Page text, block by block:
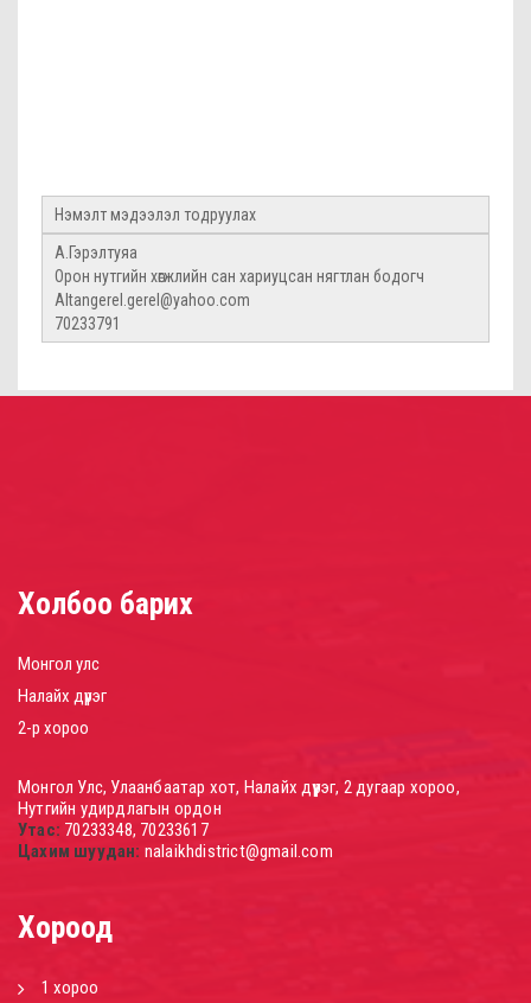
Нэмэлт мэдээлэл тодруулах
А.Гэрэлтуяа
Орон нутгийн хөгжлийн сан хариуцсан нягтлан бодогч
Altangerel.gerel@yahoo.com
70233791
Холбоо барих
Монгол улс
Налайх дүүрэг
2-р хороо
Монгол Улс, Улаанбаатар хот, Налайх дүүрэг, 2 дугаар хороо,
Нутгийн удирдлагын ордон
Утас: 70233348, 70233617
Цахим шуудан: nalaikhdistrict@gmail.com
Хороод
1 хороо